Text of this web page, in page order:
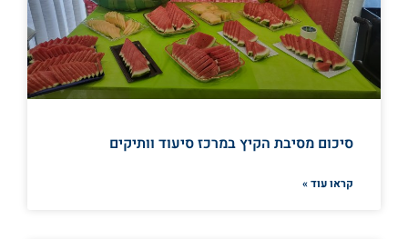
סיכום מסיבת הקיץ במרכז סיעוד וותיקים
קראו עוד »